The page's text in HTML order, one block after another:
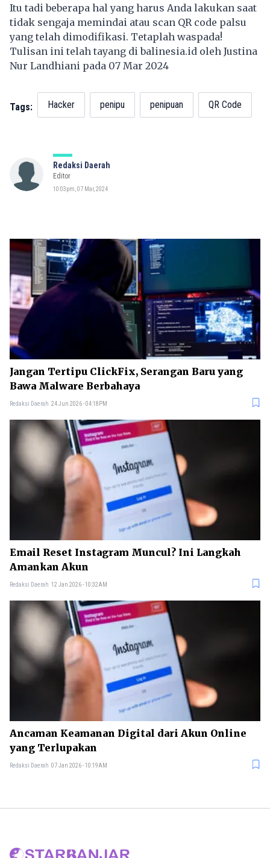
Itu tadi beberapa hal yang harus Anda lakukan saat
tidak sengaja memindai atau scan QR code palsu
yang telah dimodifikasi. Tetaplah waspada!
Tulisan ini telah tayang dibalinesia.id oleh Justina
Nur Landhiani pada 07 Mar 2024
Tags: Hacker penipu penipuan QR Code
Redaksi Daerah
Editor
10:03pm, 07 Mar, 2024
Jangan Tertipu ClickFix, Serangan Baru yang
Bawa Malware Berbahaya
Redaksi Daerah 24 Jun 2026 - 04:18PM
Email Reset Instagram Muncul? Ini Langkah
Amankan Akun
Redaksi Daerah 12 Jan 2026 - 10:32AM
Ancaman Keamanan Digital dari Akun Online
yang Terlupakan
Redaksi Daerah 07 Jan 2026 - 10:19AM